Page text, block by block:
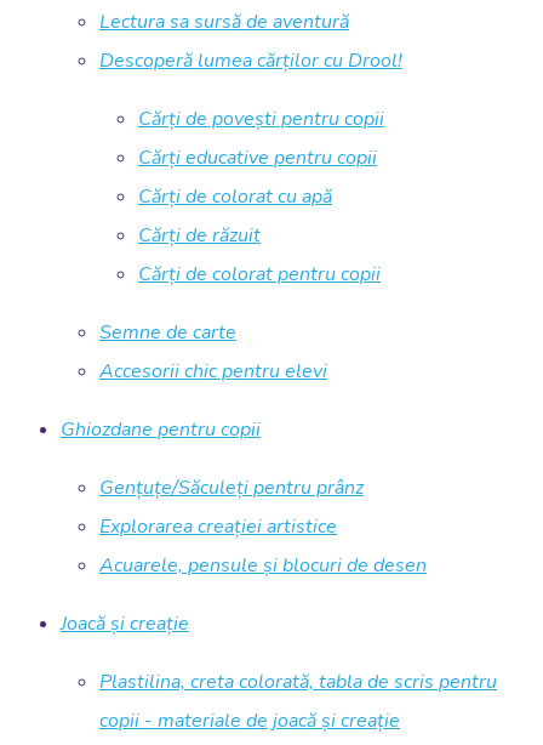
Lectura sa sursă de aventură
Descoperă lumea cărților cu Drool!
Cărți de povești pentru copii
Cărți educative pentru copii
Cărți de colorat cu apă
Cărți de răzuit
Cărți de colorat pentru copii
Semne de carte
Accesorii chic pentru elevi
Ghiozdane pentru copii
Gențuțe/Săculeți pentru prânz
Explorarea creației artistice
Acuarele, pensule și blocuri de desen
Joacă și creație
Plastilina, creta colorată, tabla de scris pentru
copii - materiale de joacă și creație